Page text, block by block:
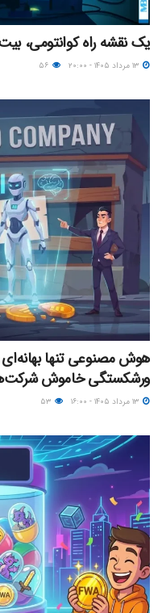
یک نقشه راه کوانتومی،
هوش مصنوعی تنها
ورشکستگی خاموش